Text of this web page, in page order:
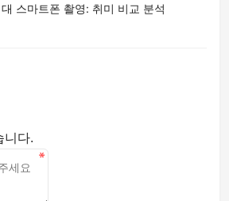
스마트폰 촬영: 취미 비교 분석
니다.